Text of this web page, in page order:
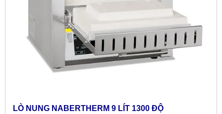
LÒ NUNG NABERTHERM 9 LÍT 1300 ĐỘ